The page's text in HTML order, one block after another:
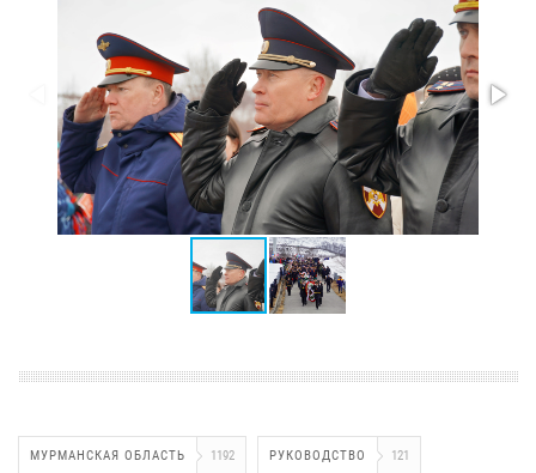
МУРМАНСКАЯ ОБЛАСТЬ 1192 РУКОВОДСТВО 121